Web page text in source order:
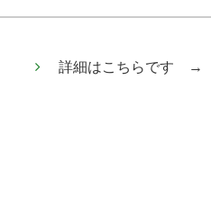
詳細はこちらです →